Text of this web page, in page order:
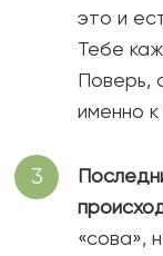
это и
Тебе
Поверь,
именно
«сова»,